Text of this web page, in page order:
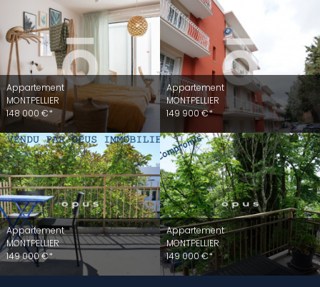
Appartement
MONTPELLIER
148 000 €*
Appartement
MONTPELLIER
149 900 €*
Appartement
MONTPELLIER
149 000 €*
Appartement
MONTPELLIER
149 000 €*